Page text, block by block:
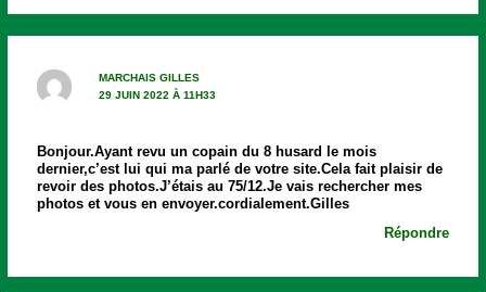
MARCHAIS GILLES
29 JUIN 2022 À 11H33
Bonjour.Ayant revu un copain du 8 husard le mois
dernier,c’est lui qui ma parlé de votre site.Cela fait plaisir de
revoir des photos.J’étais au 75/12.Je vais rechercher mes
photos et vous en envoyer.cordialement.Gilles
Répondre